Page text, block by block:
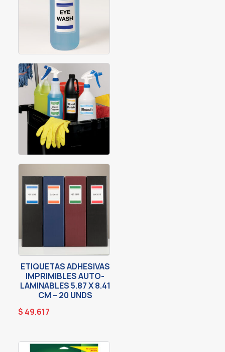
ETIQUETAS ADHESIVAS
IMPRIMIBLES AUTO-
LAMINABLES 5.87 X 8.41
CM – 20 UNDS
$ 49.617